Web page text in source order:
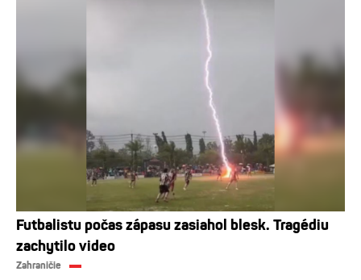
Futbalistu počas zápasu zasiahol blesk. Tragédiu
zachytilo video
Zahraničie